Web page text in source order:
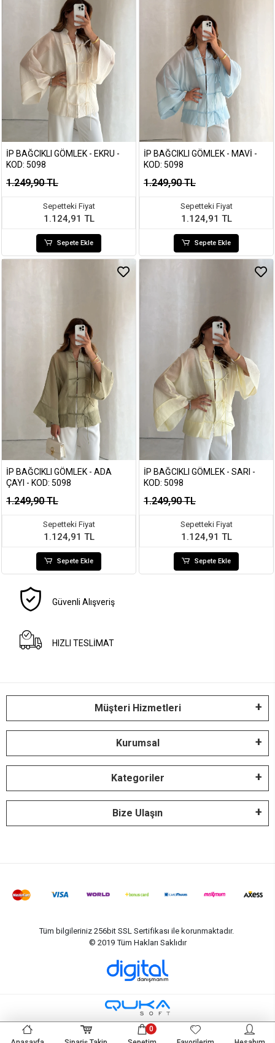
İP BAĞCIKLI GÖMLEK - EKRU -
KOD: 5098
1.249,90 TL
Sepetteki Fiyat
1.124,91 TL
Sepete Ekle
İP BAĞCIKLI GÖMLEK - MAVI -
KOD: 5098
1.249,90 TL
Sepetteki Fiyat
1.124,91 TL
Sepete Ekle
İP BAĞCIKLI GÖMLEK - ADA
ÇAYI - KOD: 5098
1.249,90 TL
Sepetteki Fiyat
1.124,91 TL
Sepete Ekle
İP BAĞCIKLI GÖMLEK - SARI -
KOD: 5098
1.249,90 TL
Sepetteki Fiyat
1.124,91 TL
Sepete Ekle
Güvenli Alışveriş
HIZLI TESLİMAT
Müşteri Hizmetleri
Kurumsal
Kategoriler
Bize Ulaşın
Tüm bilgileriniz 256bit SSL Sertifikası ile korunmaktadır.
© 2019 Tüm Hakları Saklıdır
0